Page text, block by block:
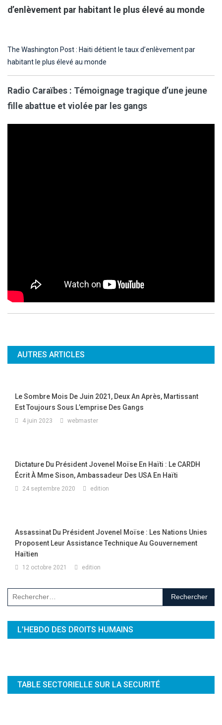
d’enlèvement par habitant le plus élevé au monde
The Washington Post : Haiti détient le taux d’enlèvement par
habitant le plus élevé au monde
Radio Caraïbes : Témoignage tragique d’une jeune
fille abattue et violée par les gangs
AUTRES ARTICLES
Le Sombre Mois De Juin 2021, Deux An Après, Martissant
Est Toujours Sous L’emprise Des Gangs
4 juin 2023 webmaster
Dictature Du Président Jovenel Moïse En Haïti : Le CARDH
Écrit À Mme Sison, Ambassadeur Des USA En Haïti
24 septembre 2020 edition
Assassinat Du Président Jovenel Moïse : Les Nations Unies
Proposent Leur Assistance Technique Au Gouvernement
Haïtien
12 octobre 2021 edition
Rechercher :
L’HEBDO DES DROITS HUMAINS
TABLE SECTORIELLE SUR LA SECURITÉ